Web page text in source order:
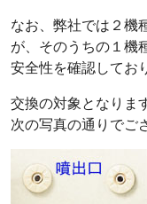
なお、弊社では２機
が、そのうちの１機
安全性を確認してお
交換の対象となりま
次の写真の通りでご